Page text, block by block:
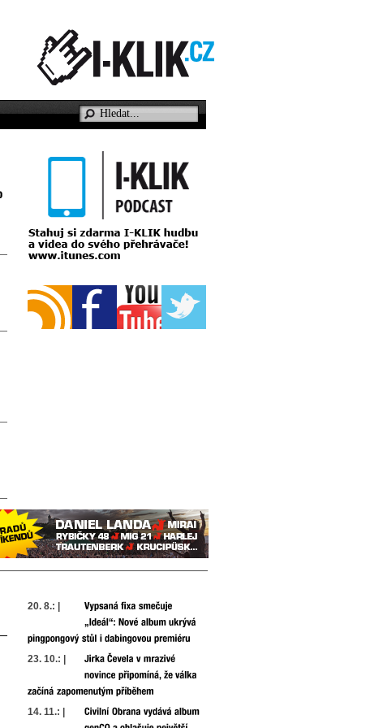
20. 8.: |
23. 10.: |
14. 11.: |